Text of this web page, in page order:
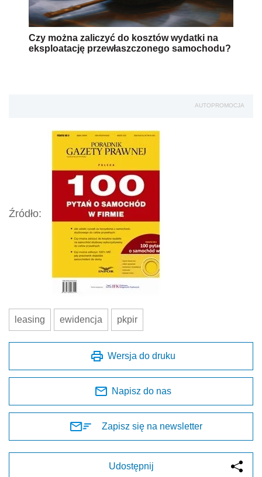
Czy można zaliczyć do kosztów wydatki na
eksploatację przewłaszczonego samochodu?
AUTOPROMOCJA
Źródło:
leasing ewidencja pkpir
Wersja do druku
Napisz do nas
Zapisz się na newsletter
Udostępnij